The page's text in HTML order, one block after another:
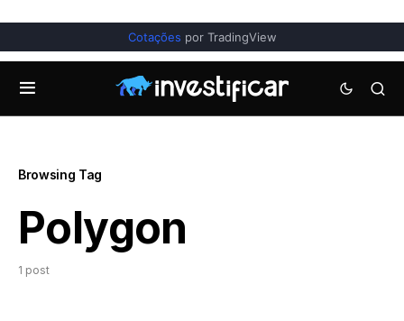
Cotações por TradingView
Browsing Tag
Polygon
1 post